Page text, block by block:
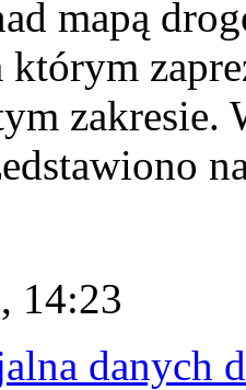
mapą
zakresie.
14:23
danych